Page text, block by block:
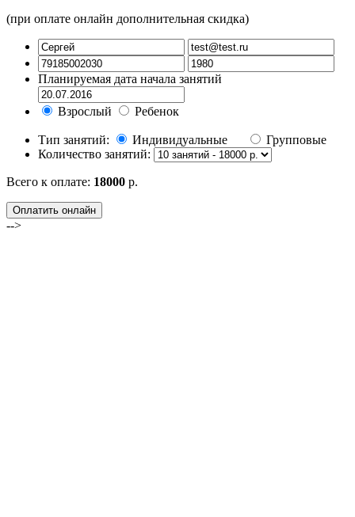
(при оплате онлайн дополнительная скидка)
Планируемая дата начала занятий
Взрослый Ребенок
Тип занятий: Индивидуальные
Групповые
Количество занятий:
Всего к оплате: 18000 р.
Оплатить онлайн
-->